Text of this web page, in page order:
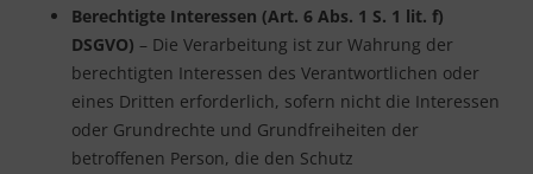
Berechtigte Interessen (Art. 6 Abs. 1 S. 1 lit. f)
DSGVO) – Die Verarbeitung ist zur Wahrung der
berechtigten Interessen des Verantwortlichen oder
eines Dritten erforderlich, sofern nicht die Interessen
oder Grundrechte und Grundfreiheiten der
betroffenen Person, die den Schutz